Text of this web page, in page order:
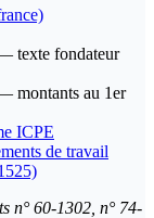
texte fondateur
montants au 1er
ICPE
de travail
n° 60-1302, n° 74-